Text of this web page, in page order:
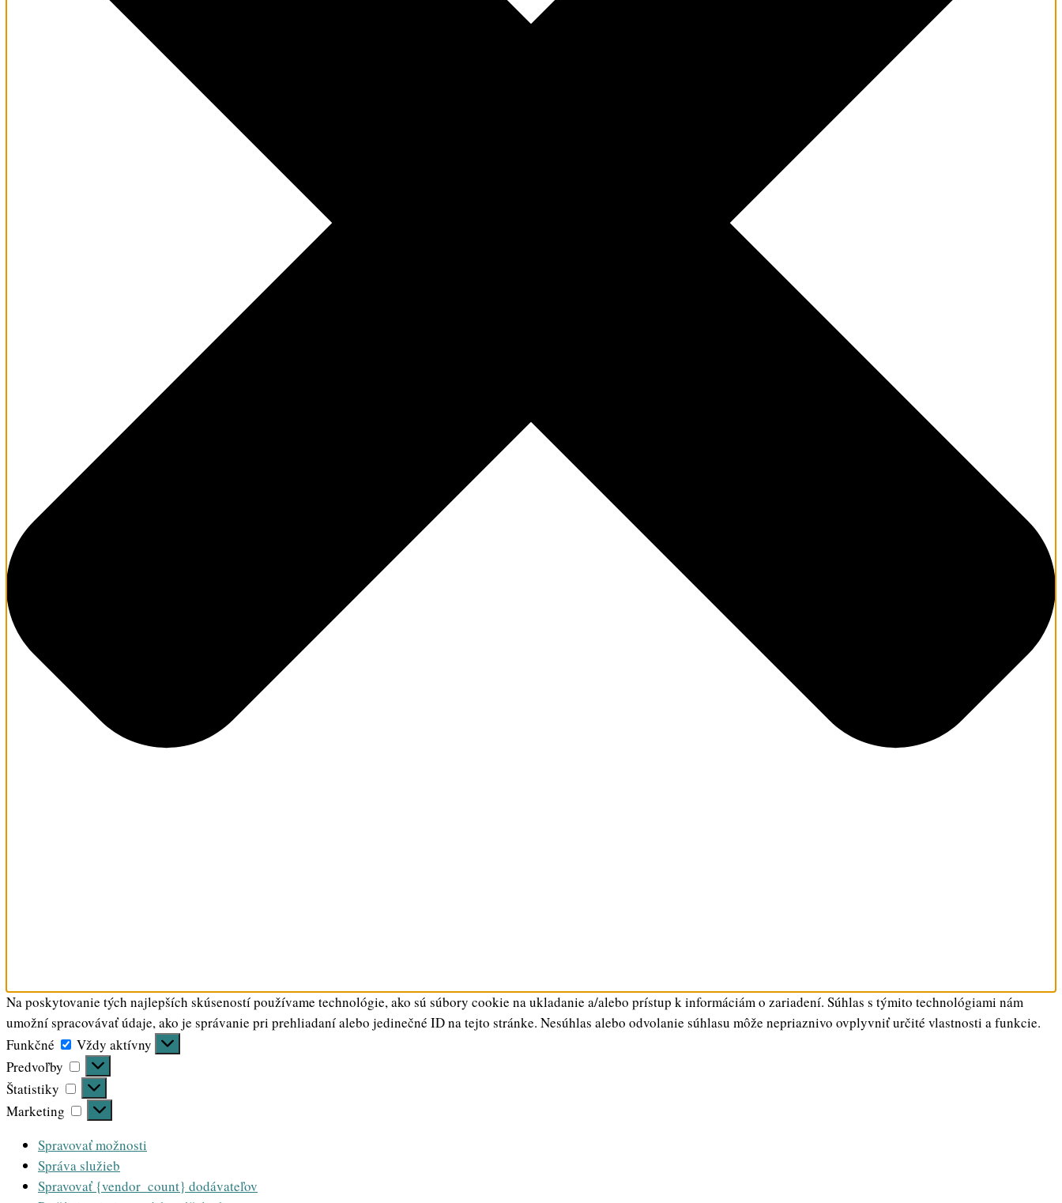
Na poskytovanie tých najlepších skúseností používame technológie, ako sú súbory cookie na ukladanie a/alebo prístup k informáciám o zariadení. Súhlas s týmito technológiami nám
umožní spracovávať údaje, ako je správanie pri prehliadaní alebo jedinečné ID na tejto stránke. Nesúhlas alebo odvolanie súhlasu môže nepriaznivo ovplyvniť určité vlastnosti a funkcie.
Funkčné
Funkčné
Vždy aktívny
Predvoľby
Predvoľby
Štatistiky
Štatistiky
Marketing
Marketing
Spravovať možnosti
Správa služieb
Spravovať {vendor_count} dodávateľov